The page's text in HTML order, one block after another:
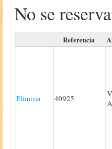
No se
Referencia
Eliminar 40925